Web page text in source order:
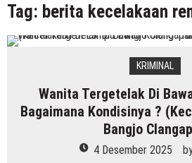
Tag: berita kecelakaan
KRIMINAL
Wanita Tergetelak Di
Bagaimana Kondisinya ?
Bangjo
4 Desember 2025